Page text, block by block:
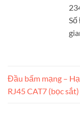
Đầu bấm mạng –
RJ45 CAT7 (bọc